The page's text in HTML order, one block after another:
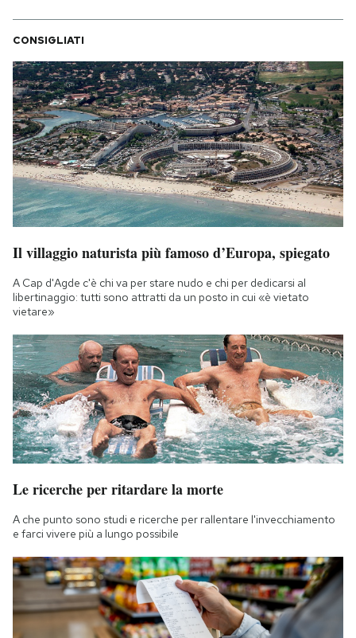
CONSIGLIATI
Il villaggio naturista più famoso d’Europa, spiegato
A Cap d'Agde c'è chi va per stare nudo e chi per dedicarsi al
libertinaggio: tutti sono attratti da un posto in cui «è vietato
vietare»
Le ricerche per ritardare la morte
A che punto sono studi e ricerche per rallentare l'invecchiamento
e farci vivere più a lungo possibile